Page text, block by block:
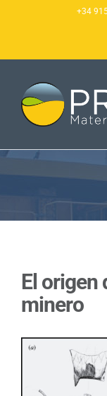
+34
El origen
minero